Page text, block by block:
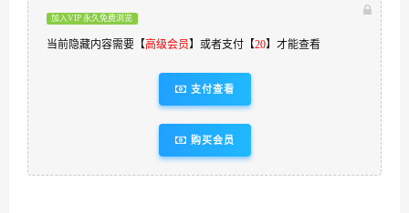
加入VIP 永久免费浏览
当前隐藏内容需要【高级会员】或者支付【20】才能查看
支付查看
购买会员